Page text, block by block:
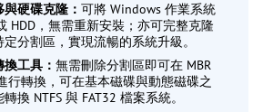
硬碟克隆： 可將 Windows 作業系統
HDD，無需重新安裝；亦可完整克隆
分割區，實現流暢的系統升級。
工具： 無需刪除分割區即可在 MBR
行轉換，可在基本磁碟與動態磁碟之
換 NTFS 與 FAT32 檔案系統。